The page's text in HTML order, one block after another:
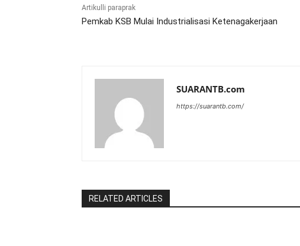
Artikulli paraprak
Pemkab KSB Mulai Industrialisasi Ketenagakerjaan
SUARANTB.com
https://suarantb.com/
RELATED ARTICLES